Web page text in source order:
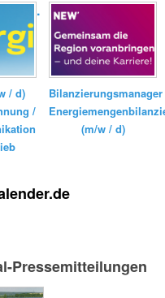
/ d)
/
Bilanzierungsmanager
(m/w / d)
Pressemitteilungen